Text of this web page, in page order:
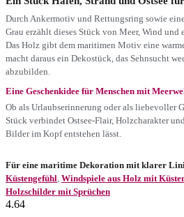
Durch Ankermotiv und Rettungsring sowie
Grau erzählt dieses Stück von Meer, Wind und
Das Holz gibt dem maritimen Motiv eine
macht daraus ein Dekostück, das Sehnsucht
abzubilden.
Eine Geschenkidee für Menschen mit
Ob als Urlaubserinnerung oder als liebevoller
Stück verbindet Ostsee-Flair, Holzcharakter
Bilder im Kopf entstehen lässt.
Für eine maritime Dekoration mit klarer
Küstengefühl Windspiele aus Holz mit
Holzschilder mit Sprüchen
4.64